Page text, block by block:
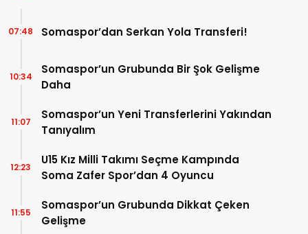
Somaspor’dan Serkan Yola Transferi!
07:48
Somaspor’un Grubunda Bir Şok Gelişme
Daha
10:34
Somaspor’un Yeni Transferlerini Yakından
Tanıyalım
11:07
U15 Kız Milli Takımı Seçme Kampında
Soma Zafer Spor’dan 4 Oyuncu
12:23
Somaspor’un Grubunda Dikkat Çeken
Gelişme
11:55